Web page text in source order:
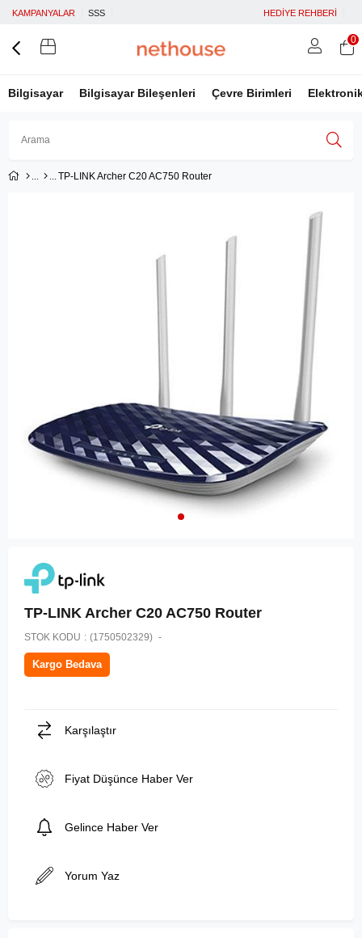
KAMPANYALAR SSS HEDİYE REHBERİ
Bilgisayar Bilgisayar Bileşenleri Çevre Birimleri
0
TP-LINK Archer C20 AC750 Router
TP-LINK Archer C20 AC750 Router
STOK KODU (1750502329)
Kargo Bedava
Karşılaştır
Fiyat Düşünce Haber Ver
Gelince Haber Ver
Yorum Yaz